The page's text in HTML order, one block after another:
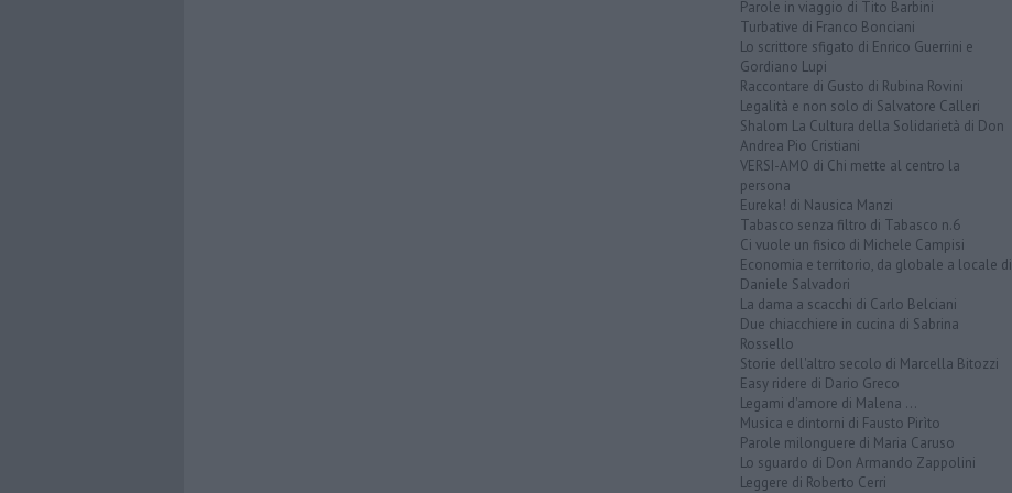
Parole in viaggio di Tito Barbini
Turbative di Franco Bonciani
Lo scrittore sfigato di Enrico Guerrini e
Gordiano Lupi
Raccontare di Gusto di Rubina Rovini
Legalità e non solo di Salvatore Calleri
Shalom La Cultura della Solidarietà di Don
Andrea Pio Cristiani
VERSI-AMO di Chi mette al centro la
persona
Eureka! di Nausica Manzi
Tabasco senza filtro di Tabasco n.6
Ci vuole un fisico di Michele Campisi
Economia e territorio, da globale a locale di
Daniele Salvadori
La dama a scacchi di Carlo Belciani
Due chiacchiere in cucina di Sabrina
Rossello
Storie dell'altro secolo di Marcella Bitozzi
Easy ridere di Dario Greco
Legami d'amore di Malena ...
Musica e dintorni di Fausto Pirìto
Parole milonguere di Maria Caruso
Lo sguardo di Don Armando Zappolini
Leggere di Roberto Cerri